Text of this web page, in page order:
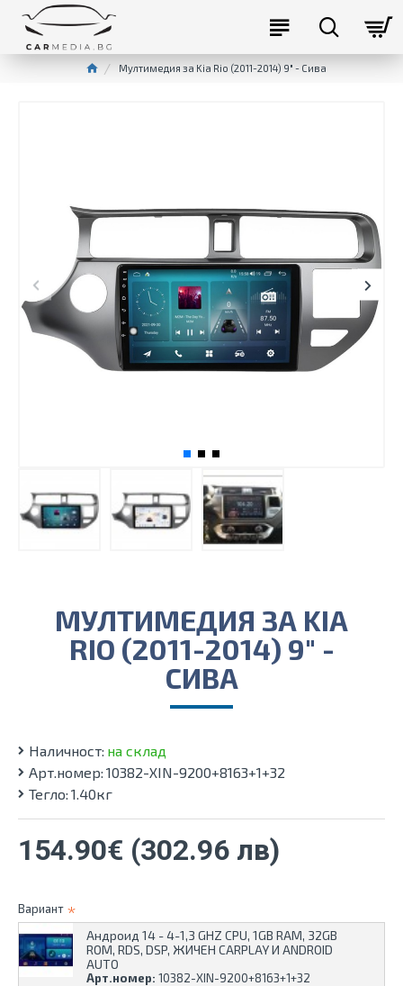
Мултимедия за Kia Rio (2011-2014) 9″ - Сива
МУЛТИМЕДИЯ ЗА KIA
RIO (2011-2014) 9″ -
СИВА
Наличност: на склад
Арт.номер: 10382-XIN-9200+8163+1+32
Тегло: 1.40кг
154.90€ (302.96 лв)
Вариант
Андроид 14 - 4-1,3 GHZ CPU, 1GB RAM, 32GB
ROM, RDS, DSP, ЖИЧЕН CARPLAY И ANDROID
AUTO
Арт.номер: 10382-XIN-9200+8163+1+32